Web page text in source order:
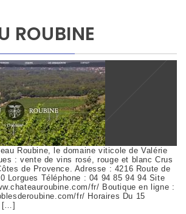
ROUBINE
Roubine, le domaine viticole de Valérie
: vente de vins rosé, rouge et blanc Crus
de Provence. Adresse : 4216 Route de
Lorgues Téléphone : 04 94 85 94 94 Site
fr/ Boutique en ligne :
fr/ Horaires Du 15
[…]